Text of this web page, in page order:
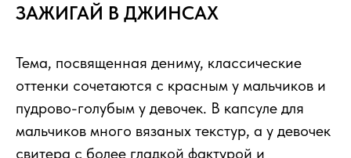
ЗАЖИГАЙ В ДЖИНСАХ
Тема, посвященная дениму, классические
оттенки сочетаются с красным у мальчиков и
пудрово-голубым у девочек. В капсуле для
мальчиков много вязаных текстур, а у девочек
свитера с более гладкой фактурой и